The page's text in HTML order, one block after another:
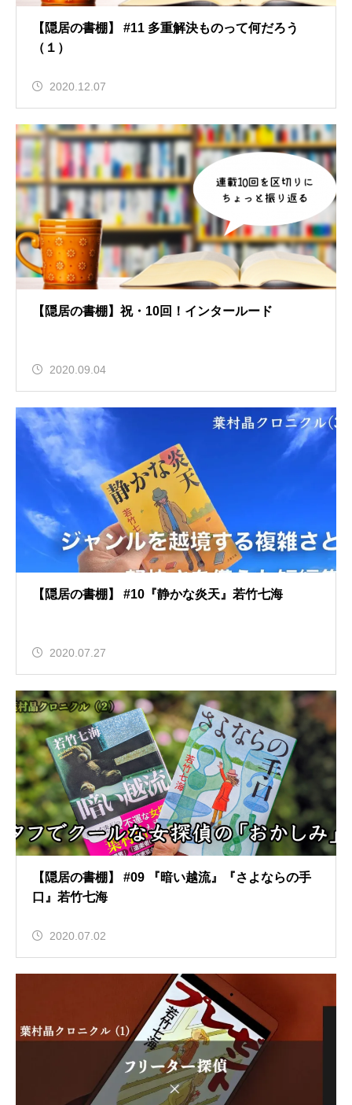
【隠居の書棚】 #11 多重解決ものって何だろう
（１）
2020.12.07
【隠居の書棚】祝・10回！インタールード
2020.09.04
【隠居の書棚】 #10『静かな炎天』若竹七海
2020.07.27
【隠居の書棚】 #09 『暗い越流』『さよならの手
口』若竹七海
2020.07.02